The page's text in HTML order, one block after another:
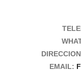
EMAIL: